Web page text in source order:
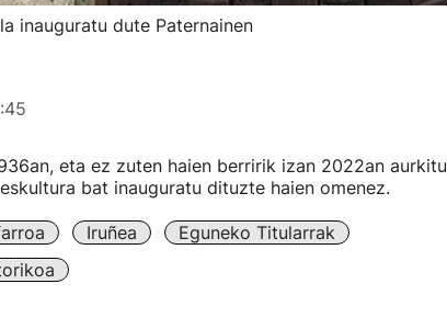
inauguratu dute Paternainen
eta ez zuten haien berririk izan 2022an aurkitu
bat inauguratu dituzte haien omenez.
Iruñea
Eguneko Titularrak